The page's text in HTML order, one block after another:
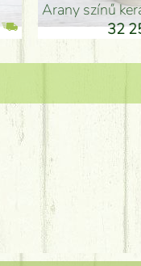
hosszú arany színű
46